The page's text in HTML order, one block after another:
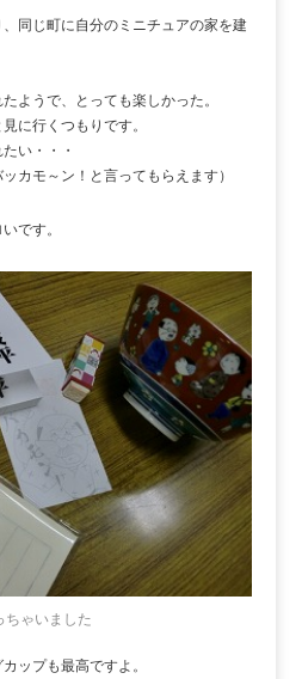
同じ町に自分のミニチュアの家を建
ようで、とっても楽しかった。
に行くつもりです。
い・・・
カモ～ン！と言ってもらえます）
です。
ちゃいました
ップも最高ですよ。